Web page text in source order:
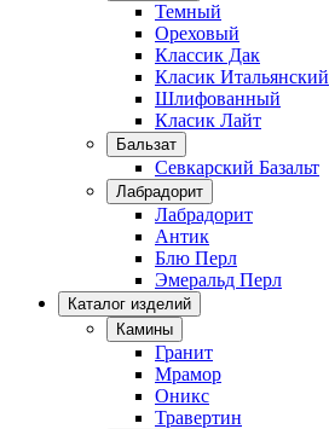
Темный
Ореховый
Классик Дак
Класик Итальянский
Шлифованный
Класик Лайт
Бальзат
Севкарский Базальт
Лабрадорит
Лабрадорит
Антик
Блю Перл
Эмеральд Перл
Каталог изделий
Камины
Гранит
Мрамор
Оникс
Травертин